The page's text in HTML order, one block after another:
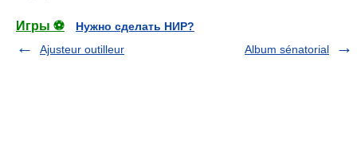
Игры ⚽
Нужно сделать НИР?
Ajusteur outilleur
Album sénatorial